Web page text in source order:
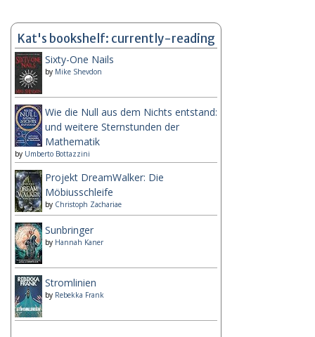
Kat's bookshelf: currently-reading
Sixty-One Nails
by Mike Shevdon
Wie die Null aus dem Nichts entstand:
und weitere Sternstunden der
Mathematik
by Umberto Bottazzini
Projekt DreamWalker: Die
Möbiusschleife
by Christoph Zachariae
Sunbringer
by Hannah Kaner
Stromlinien
by Rebekka Frank